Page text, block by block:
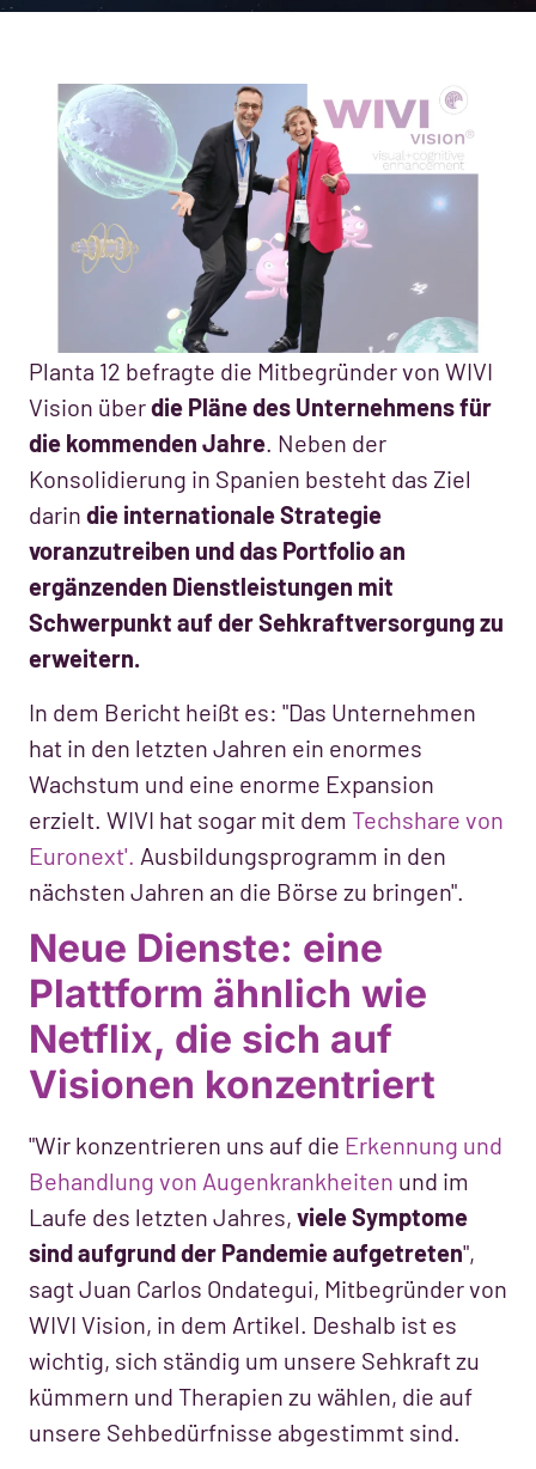
Planta 12 befragte die Mitbegründer von WIVI
Vision überdie Pläne des Unternehmens für
die kommenden Jahre. Neben der
Konsolidierung in Spanien besteht das Ziel
darin die internationale Strategie
voranzutreiben und das Portfolio an
ergänzenden Dienstleistungen mit
Schwerpunkt auf der Sehkraftversorgung zu
erweitern.
In dem Bericht heißt es: "Das Unternehmen
hat in den letzten Jahren ein enormes
Wachstum und eine enorme Expansion
erzielt. WIVI hat sogar mit dem Techshare von
Euronext'. Ausbildungsprogramm in den
nächsten Jahren an die Börse zu bringen".
Neue Dienste: eine
Plattform ähnlich wie
Netflix, die sich auf
Visionen konzentriert
"Wir konzentrieren uns auf die Erkennung und
Behandlung von Augenkrankheiten und im
Laufe des letzten Jahres, viele Symptome
sind aufgrund der Pandemie aufgetreten",
sagt Juan Carlos Ondategui, Mitbegründer von
WIVI Vision, in dem Artikel. Deshalb ist es
wichtig, sich ständig um unsere Sehkraft zu
kümmern und Therapien zu wählen, die auf
unsere Sehbedürfnisse abgestimmt sind.